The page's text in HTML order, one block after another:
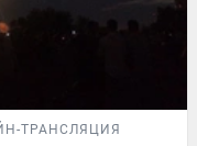
ТРАНСЛЯЦИЯ